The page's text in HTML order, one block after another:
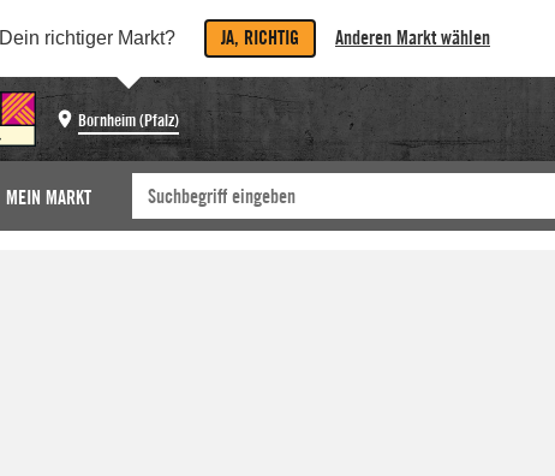
Dein richtiger Markt? JA, RICHTIG Anderen Markt wählen
Bornheim (Pfalz)
MEIN MARKT